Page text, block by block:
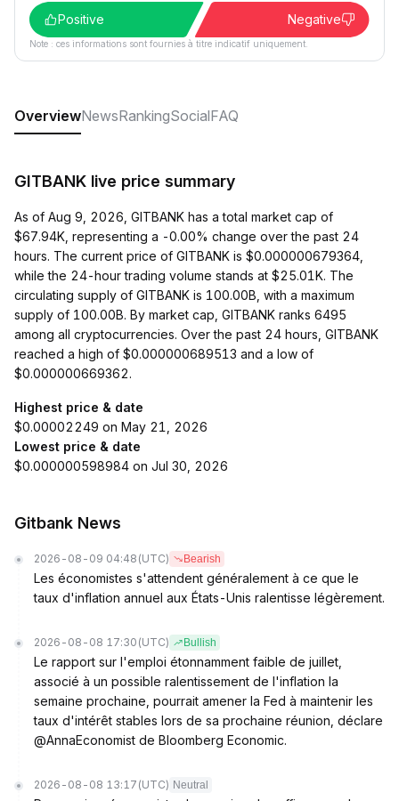
Positive
Negative
Note : ces informations sont fournies à titre indicatif uniquement.
OverviewNewsRankingSocialFAQ
GITBANK live price summary
As of Aug 9, 2026, GITBANK has a total market cap of
$67.94K, representing a -0.00% change over the past 24
hours. The current price of GITBANK is $0.000000679364,
while the 24-hour trading volume stands at $25.01K. The
circulating supply of GITBANK is 100.00B, with a maximum
supply of 100.00B. By market cap, GITBANK ranks 6495
among all cryptocurrencies. Over the past 24 hours, GITBANK
reached a high of $0.000000689513 and a low of
$0.000000669362.
Highest price & date
$0.00002249 on May 21, 2026
Lowest price & date
$0.000000598984 on Jul 30, 2026
Gitbank News
2026-08-09 04:48 (UTC) Bearish
Les économistes s'attendent généralement à ce que le
taux d'inflation annuel aux États-Unis ralentisse légèrement.
2026-08-08 17:30 (UTC) Bullish
Le rapport sur l'emploi étonnamment faible de juillet,
associé à un possible ralentissement de l'inflation la
semaine prochaine, pourrait amener la Fed à maintenir les
taux d'intérêt stables lors de sa prochaine réunion, déclare
@AnnaEconomist de Bloomberg Economic.
2026-08-08 13:17 (UTC) Neutral